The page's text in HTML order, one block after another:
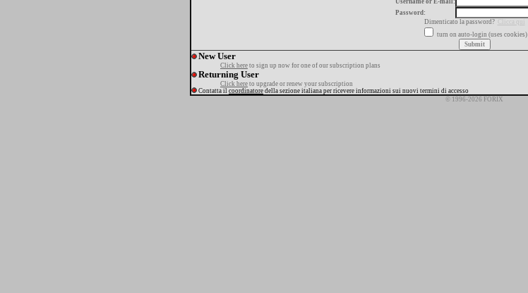
Username or E-mail:
Password:
Dimenticato la password?
Clicca qui
turn on auto-login (uses cookies)
New User
Click here to sign up now for one of our subscription plans
Returning User
Click here to upgrade or renew your subscription
Contatta il coordinatore della sezione italiana per ricevere informazioni sui nuovi termini di accesso
© 1996-2026 FORIX